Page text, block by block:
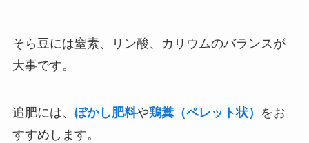
そら豆には窒素、リン酸、カリウムのバランスが
大事です。
追肥には、 ぼかし肥料や鶏糞（ペレット状）
をお
すすめします。